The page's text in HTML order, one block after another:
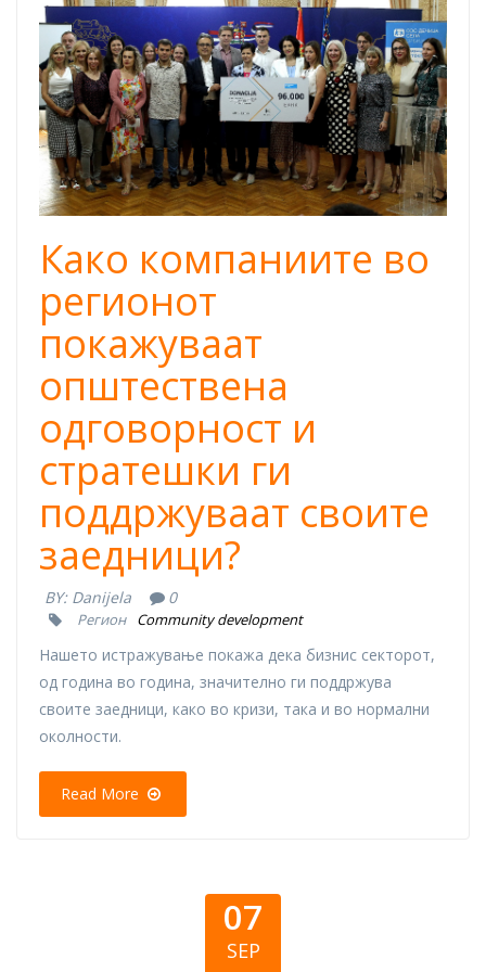
Како компаниите во
регионот
покажуваат
општествена
одговорност и
стратешки ги
поддржуваат своите
заедници?
BY: Danijela 0
Регион Community development
Нашето истражување покажа дека бизнис секторот,
од година во година, значително ги поддржува
своите заедници, како во кризи, така и во нормални
околности.
Read More
07
SEP